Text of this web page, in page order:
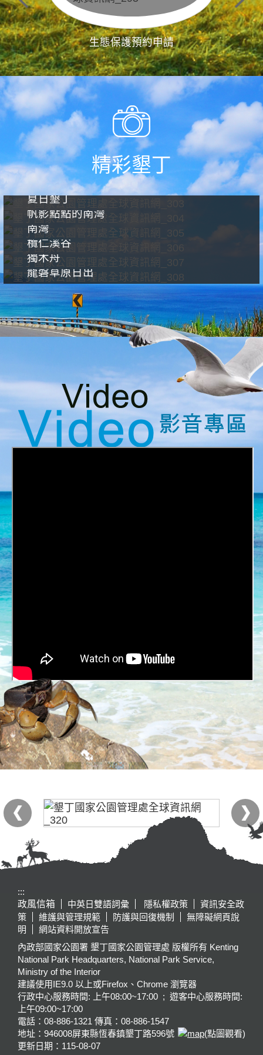
生態保護預約申請
精彩墾丁
夏日墾丁
帆影點點的南灣
南灣
欖仁溪谷
獨木舟
龍磐草原日出
:::
政風信箱
中英日雙語詞彙 隱私權政策
資訊安全政
策
維護與管理規範 防護與回復機制
無障礙網頁說
明
網站資料開放宣告
內政部國家公園署 墾丁國家公園管理處 版權所有 Kenting
National Park Headquarters, National Park Service,
Ministry of the Interior
建議使用IE9.0 以上或Firefox、Chrome 瀏覽器
行政中心服務時間: 上午08:00~17:00 ; 遊客中心服務時間:
上午09:00~17:00
電話：08-886-1321 傳真：08-886-1547
地址：946008屏東縣恆春鎮墾丁路596號
(點圖觀看)
更新日期： 115-08-07